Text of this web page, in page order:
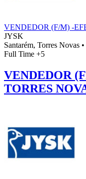
VENDEDOR (F/M) -
JYSK
Santarém, Torres Novas •
Full Time +5
VENDEDOR
TORRES